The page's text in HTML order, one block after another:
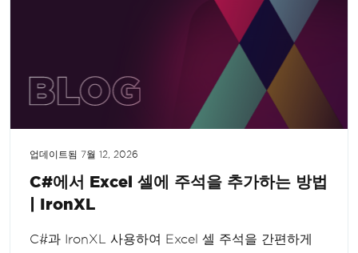
업데이트됨 7월 12, 2026
C#에서 Excel 셀에 주석을 추가하는 방법
| IronXL
C#과 IronXL 사용하여 Excel 셀 주석을 간편하게